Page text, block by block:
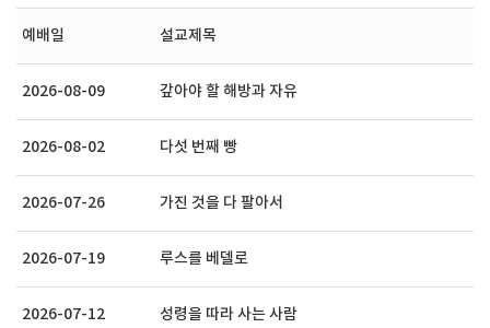
예배일 설교제목
2026-08-09 갚아야 할 해방과 자유
2026-08-02 다섯 번째 빵
2026-07-26 가진 것을 다 팔아서
2026-07-19 루스를 베델로
2026-07-12 성령을 따라 사는 사람